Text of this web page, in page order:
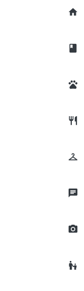
home
class
pets
restaurant
checkroom
chat
camera_alt
escalator_warning